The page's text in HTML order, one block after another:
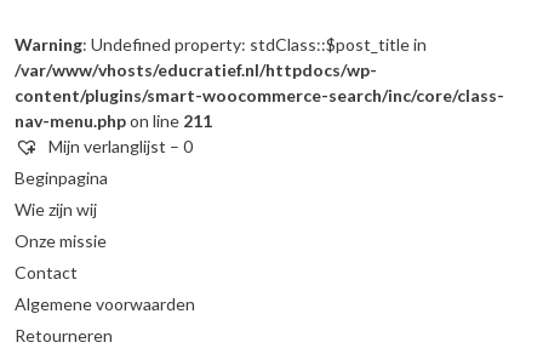
Warning: Undefined property: stdClass::$post_title in
/var/www/vhosts/educratief.nl/httpdocs/wp-
content/plugins/smart-woocommerce-search/inc/core/class-
nav-menu.phpon line 211
Mijn verlanglijst – 0
Beginpagina
Wie zijn wij
Onze missie
Contact
Algemene voorwaarden
Retourneren